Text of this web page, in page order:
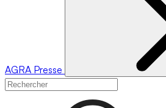
AGRA Presse